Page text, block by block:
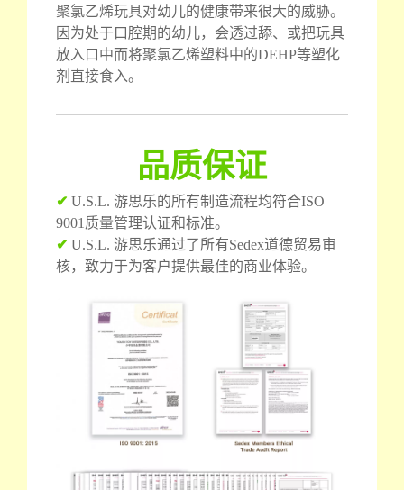
聚氯乙烯玩具对幼儿的健康带来很大的威胁。
因为处于口腔期的幼儿，会透过舔、或把玩具
放入口中而将聚氯乙烯塑料中的DEHP等塑化
剂直接食入。
品质保证
✔ U.S.L. 游思乐的所有制造流程均符合ISO
9001质量管理认证和标准。
✔ U.S.L. 游思乐通过了所有Sedex道德贸易审
核，致力于为客户提供最佳的商业体验。